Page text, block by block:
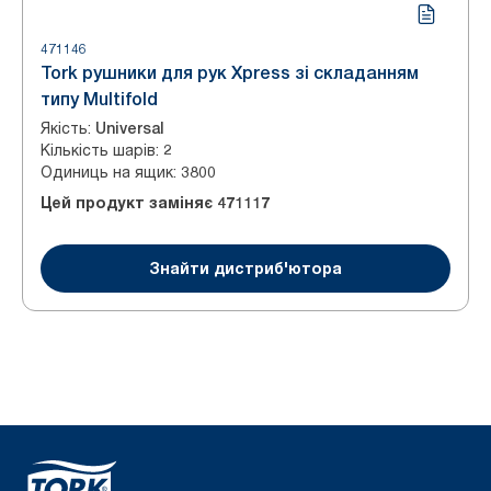
471146
Tork рушники для рук Xpress зі складанням
типу Multifold
Якість: Universal
Кількість шарів: 2
Одиниць на ящик: 3800
Цей продукт заміняє 471117
Знайти дистриб'ютора